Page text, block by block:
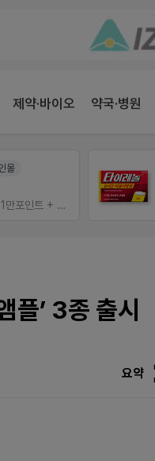
제약·바이오 약국·병원
몰
가입 시 네이버 1만포인트 + 스벅쿠폰
플’ 3종 출시
요약